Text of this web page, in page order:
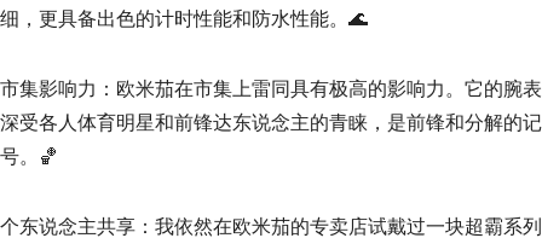
细，更具备出色的计时性能和防水性能。🌊
市集影响力：欧米茄在市集上雷同具有极高的影响力。它的腕表
深受各人体育明星和前锋达东说念主的青睐，是前锋和分解的记
号。🏀
个东说念主共享：我依然在欧米茄的专卖店试戴过一块超霸系列